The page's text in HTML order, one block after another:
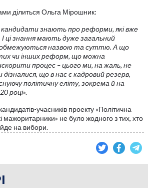
ділиться Ольга Мірошник:
знають про реформи, які вже
І ці знання мають дуже загальний
обмежуються назвою та суттю. А що
чи інших реформ, що можна
процес – цього ми, на жаль, не
що в нас є кадровий резерв,
політичну еліту, зокрема й на
році».
учасників проекту «Політична
мажоритарники» не було жодного з тих, хто
на вибори.